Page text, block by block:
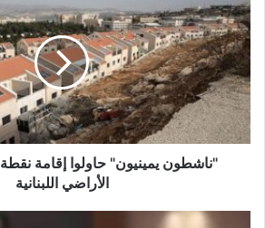
ن
ا
ش
ط
و
ن
ي
م
"ناشطون يمينيون" حاولوا إقامة
الأراضي اللبنانية